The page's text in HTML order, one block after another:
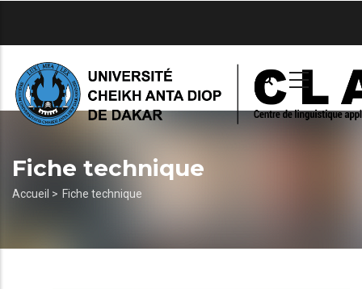
principal
Fiche technique
Fil
Accueil > Fiche technique